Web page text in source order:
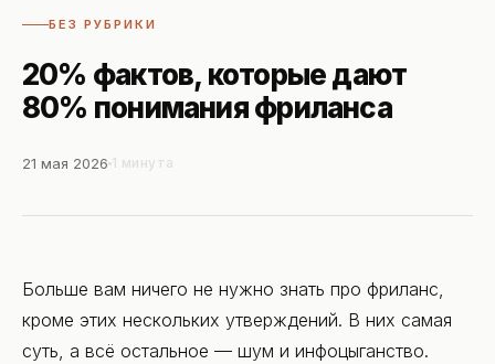
Консалтинг
Аудит
Контакты
БЕЗ РУБРИКИ
20% фактов, которые дают
80% понимания фриланса
21 мая 2026 1 минута
Больше вам ничего не нужно знать про фриланс,
кроме этих нескольких утверждений. В них самая
суть, а всё остальное — шум и инфоцыганство.